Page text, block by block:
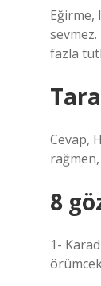
Eğirme,
fazla
Cevap,
8
1-
örümcek